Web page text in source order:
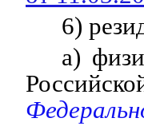
6)
а)